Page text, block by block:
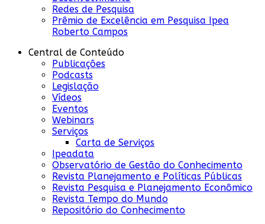
Redes de Pesquisa
Prêmio de Excelência em Pesquisa Ipea
Roberto Campos
Central de Conteúdo
Publicações
Podcasts
Legislação
Vídeos
Eventos
Webinars
Serviços
Carta de Serviços
Ipeadata
Observatório de Gestão do Conhecimento
Revista Planejamento e Políticas Públicas
Revista Pesquisa e Planejamento Econômico
Revista Tempo do Mundo
Repositório do Conhecimento